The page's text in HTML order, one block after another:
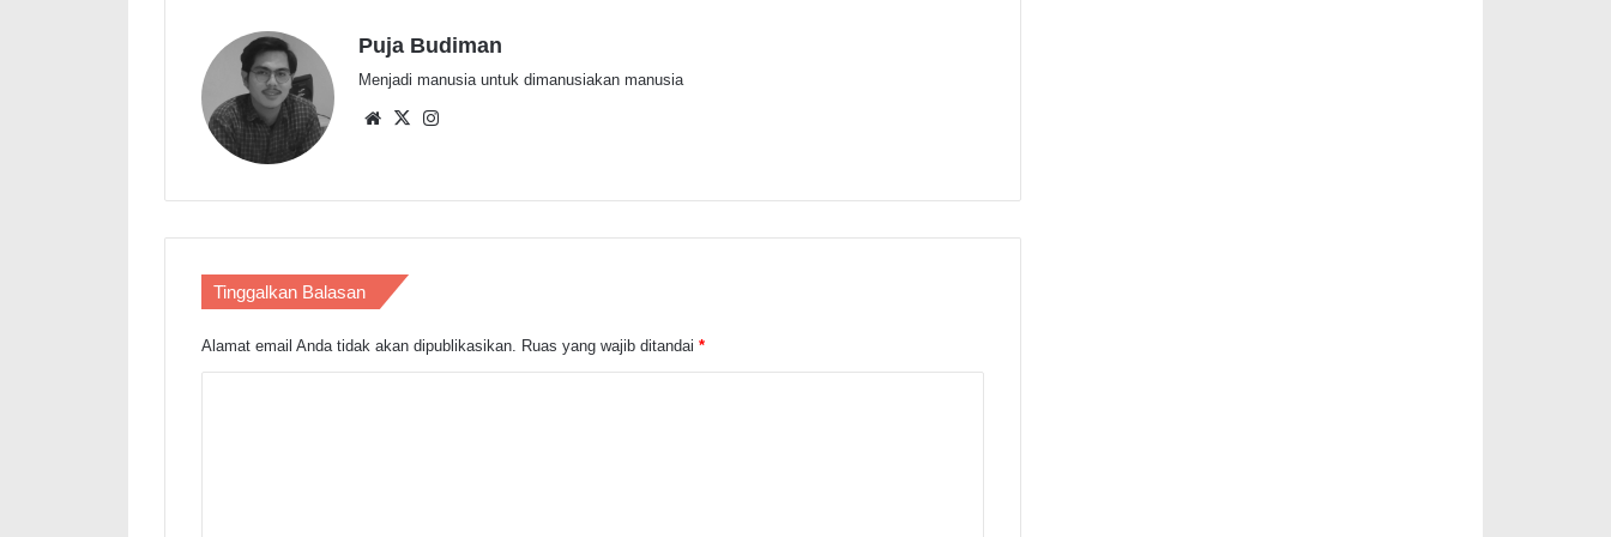
Puja Budiman
Menjadi manusia untuk dimanusiakan manusia
Website
X
Tinggalkan Balasan
Alamat email Anda tidak akan dipublikasikan. Ruas yang wajib ditandai *